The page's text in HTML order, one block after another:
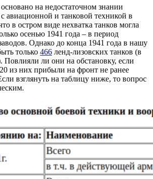
на недостаточном знании
авиационной и танковой техникой в
в остром виде нехватка танков могла
осенью 1941 года – в период
Однако до конца 1941 года в нашу
только 466 ленд-лизовских танков (в
Повлияли ли они на обстановку, если
из них прибыли на фронт не ранее
взглянуть на таблицу ниже, то вопрос